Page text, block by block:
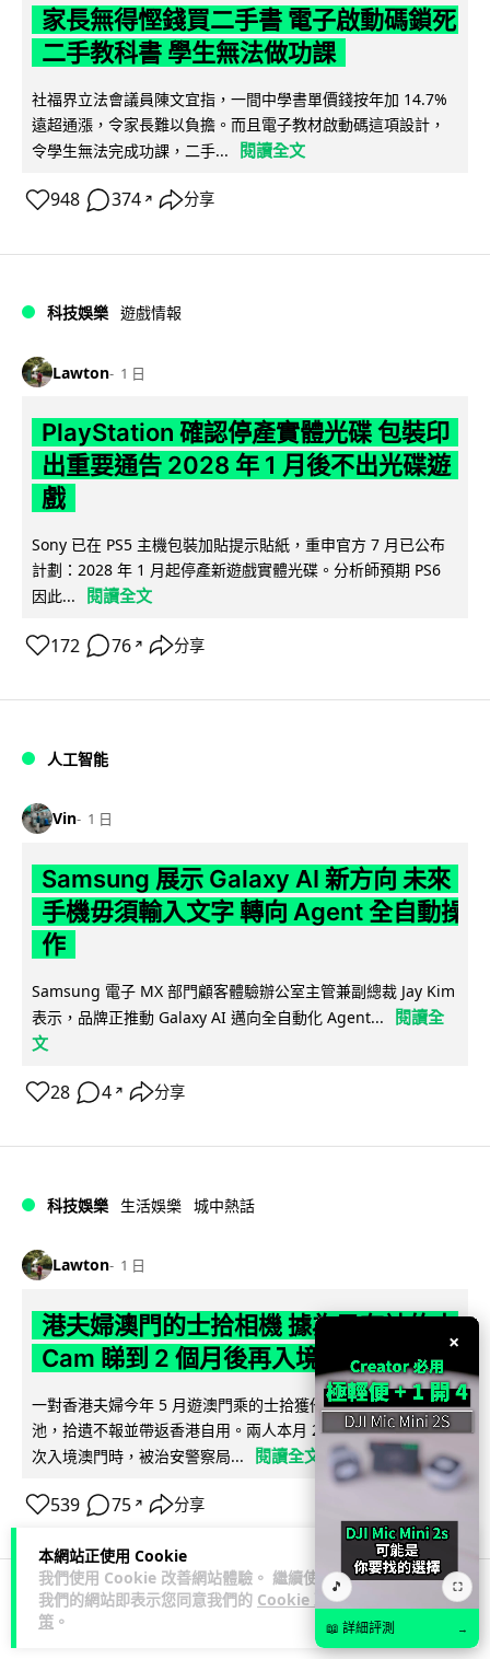
本網站正使用 Cookie
我們使用 Cookie 改善網站體驗。 繼續使用
我們的網站即表示您同意我們的 Cookie 政
策 。
家長無得慳錢買二手書 電子啟動碼鎖死
二手教科書 學生無法做功課
社福界立法會議員陳文宜指，一間中學書單價錢按年加 14.7%
遠超通漲，令家長難以負擔。而且電子教材啟動碼這項設計，
令學生無法完成功課，二手...
閱讀全文
948 374 ↗ 分享
科技娛樂 遊戲情報
Lawton 1 日
PlayStation 確認停產實體光碟 包裝印
出重要通告 2028 年 1 月後不出光碟遊
戲
Sony 已在 PS5 主機包裝加貼提示貼紙，重申官方 7 月已公布
計劃：2028 年 1 月起停產新遊戲實體光碟。分析師預期 PS6
因此...
閱讀全文
172 76 ↗ 分享
人工智能
Vin 1 日
Samsung 展示 Galaxy AI 新方向 未來
手機毋須輸入文字 轉向 Agent 全自動操
作
Samsung 電子 MX 部門顧客體驗辦公室主管兼副總裁 Jay Kim
表示，品牌正推動 Galaxy AI 邁向全自動化 Agent...
閱讀全
文
28 4 ↗ 分享
科技娛樂 生活娛樂 城中熱話
Lawton 1 日
港夫婦澳門的士拾相機 據為己有被的士
Cam 睇到 2 個月後再入境被捕
一對香港夫婦今年 5 月遊澳門乘的士拾獲他人遺留相機及電
池，拾遺不報並帶返香港自用。兩人本月 2 日經港珠澳大橋再
次入境澳門時，被治安警察局...
閱讀全文
539 75 ↗ 分享
3C科技
×
🎵 ⛶
📖 詳細評測 →